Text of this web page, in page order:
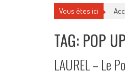
Vous êtes ici
TAG: POP
LAUREL – Le